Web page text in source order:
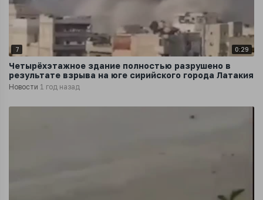
7 0:29
Четырёхэтажное здание полностью разрушено в
результате взрыва на юге сирийского города Латакия
Новости 1 год назад